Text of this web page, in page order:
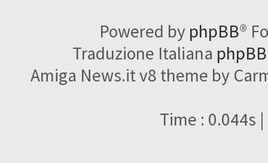
Powered by phpBB®
Traduzione Italiana
Amiga News.it v8 theme by
Time : 0.044s